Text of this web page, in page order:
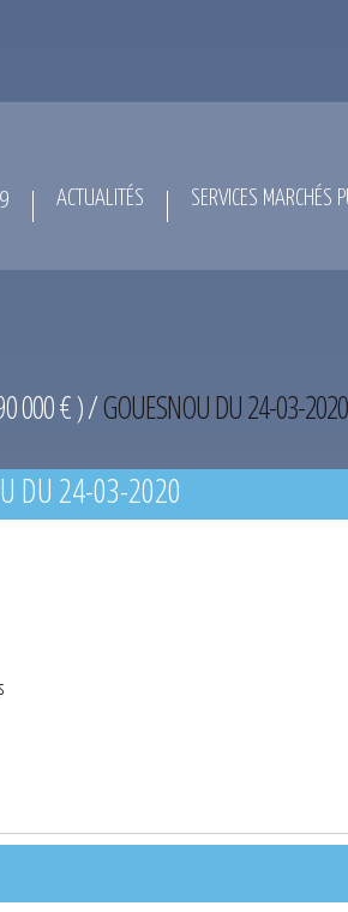
ACTUALITÉS SERVICES MARCHÉS
000 € )/GOUESNOU DU 24-03-2020
DU 24-03-2020